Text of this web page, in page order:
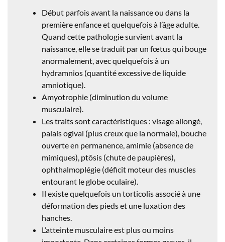
Début parfois avant la naissance ou dans la
première enfance et quelquefois à l’âge adulte.
Quand cette pathologie survient avant la
naissance, elle se traduit par un fœtus qui bouge
anormalement, avec quelquefois à un
hydramnios (quantité excessive de liquide
amniotique).
Amyotrophie (diminution du volume
musculaire).
Les traits sont caractéristiques : visage allongé,
palais ogival (plus creux que la normale), bouche
ouverte en permanence, amimie (absence de
mimiques), ptôsis (chute de paupières),
ophthalmoplégie (déficit moteur des muscles
entourant le globe oculaire).
Il existe quelquefois un torticolis associé à une
déformation des pieds et une luxation des
hanches.
L’atteinte musculaire est plus ou moins